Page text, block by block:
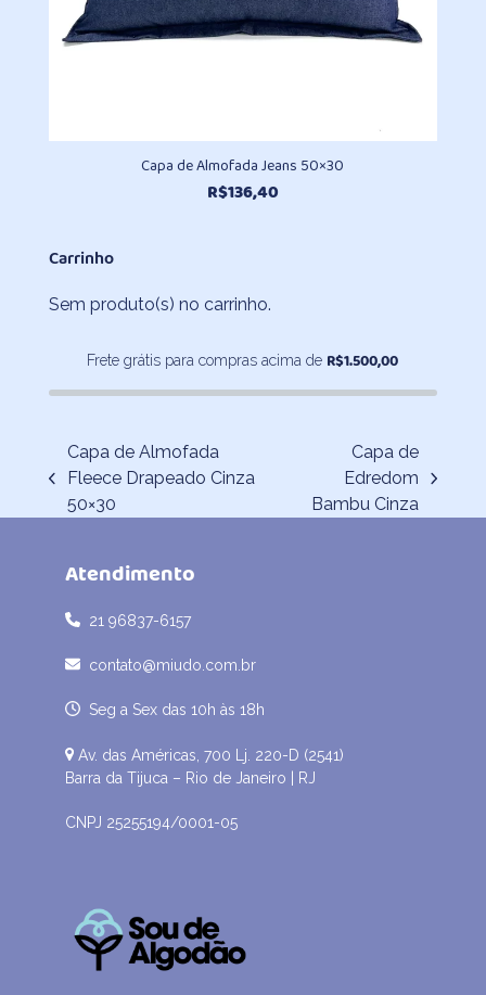
Capa de Almofada Jeans 50×30
R$136,40
Carrinho
Sem produto(s) no carrinho.
Frete grátis para compras acima de R$1.500,00
previous
post:
Capa de Almofada
Fleece Drapeado Cinza
50×30
post:
Capa de
Edredom
Bambu Cinza
Atendimento
21 96837-6157
contato@miudo.com.br
Seg a Sex das 10h às 18h
Av. das Américas, 700 Lj. 220-D (2541)
Barra da Tijuca – Rio de Janeiro | RJ
CNPJ 25255194/0001-05